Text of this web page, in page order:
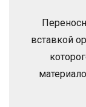
вставкой